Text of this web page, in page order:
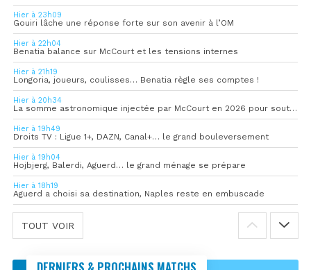
Hier à 23h09
Gouiri lâche une réponse forte sur son avenir à l’OM
Hier à 22h04
Benatia balance sur McCourt et les tensions internes
Hier à 21h19
Longoria, joueurs, coulisses… Benatia règle ses comptes !
Hier à 20h34
La somme astronomique injectée par McCourt en 2026 pour soutenir l’OM
Hier à 19h49
Droits TV : Ligue 1+, DAZN, Canal+… le grand bouleversement
Hier à 19h04
Hojbjerg, Balerdi, Aguerd… le grand ménage se prépare
Hier à 18h19
Aguerd a choisi sa destination, Naples reste en embuscade
TOUT VOIR